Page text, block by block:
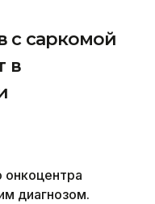
с саркомой
в
диагнозом.